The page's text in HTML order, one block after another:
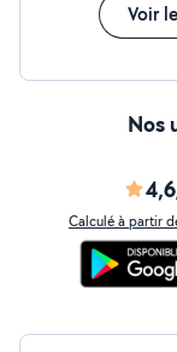
Voir
Nos
Calculé à partir